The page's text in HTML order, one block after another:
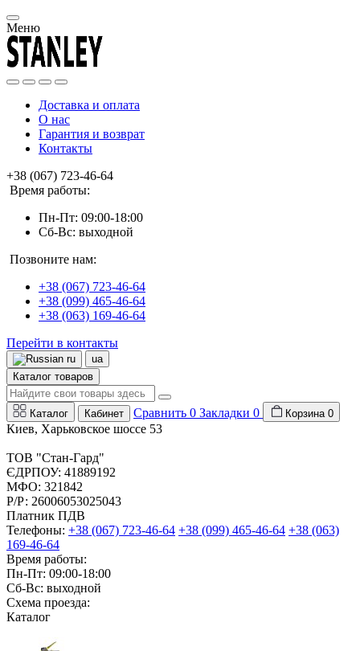
Меню
Доставка и оплата
О нас
Гарантия и возврат
Контакты
+38 (067) 723-46-64
Время работы:
Пн-Пт: 09:00-18:00
Сб-Вс: выходной
Позвоните нам:
+38 (067) 723-46-64
+38 (099) 465-46-64
+38 (063) 169-46-64
Перейти в контакты
ru
ua
Каталог товаров
Каталог Кабинет Сравнить 0 Закладки 0 Корзина 0
Киев, Харьковское шоссе 53
ТОВ "Стан-Гард"
ЄДРПОУ: 41889192
МФО: 321842
Р/Р: 26006053025043
Платник ПДВ
Телефоны: +38 (067) 723-46-64 +38 (099) 465-46-64 +38 (063)
169-46-64
Время работы:
Пн-Пт: 09:00-18:00
Сб-Вс: выходной
Схема проезда:
Каталог